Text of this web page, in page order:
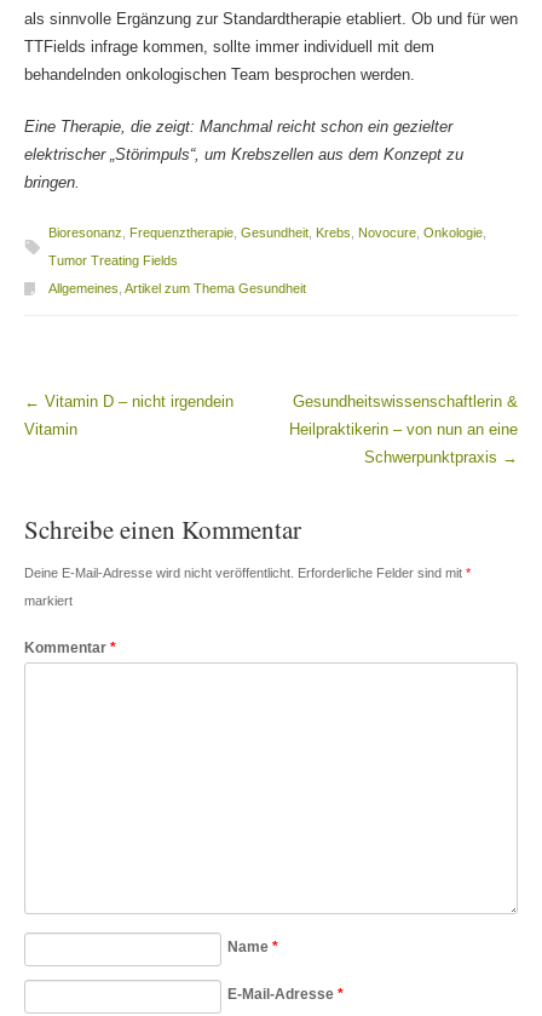
als sinnvolle Ergänzung zur Standardtherapie etabliert. Ob und für wen
TTFields infrage kommen, sollte immer individuell mit dem
behandelnden onkologischen Team besprochen werden.
Eine Therapie, die zeigt: Manchmal reicht schon ein gezielter
elektrischer „Störimpuls“, um Krebszellen aus dem Konzept zu
bringen.
Bioresonanz, Frequenztherapie, Gesundheit, Krebs, Novocure, Onkologie,
Tumor Treating Fields
Allgemeines, Artikel zum Thema Gesundheit
Beitragsnavigation
← Vitamin D – nicht irgendein
Vitamin
Gesundheitswissenschaftlerin &
Heilpraktikerin – von nun an eine
Schwerpunktpraxis →
Schreibe einen Kommentar
Deine E-Mail-Adresse wird nicht veröffentlicht. Erforderliche Felder sind mit *
markiert
Kommentar *
Name*
E-Mail-Adresse*